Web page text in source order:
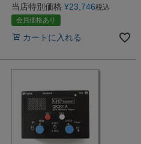
当店特別価格 ¥23,746税込
会員価格あり
カートに入れる